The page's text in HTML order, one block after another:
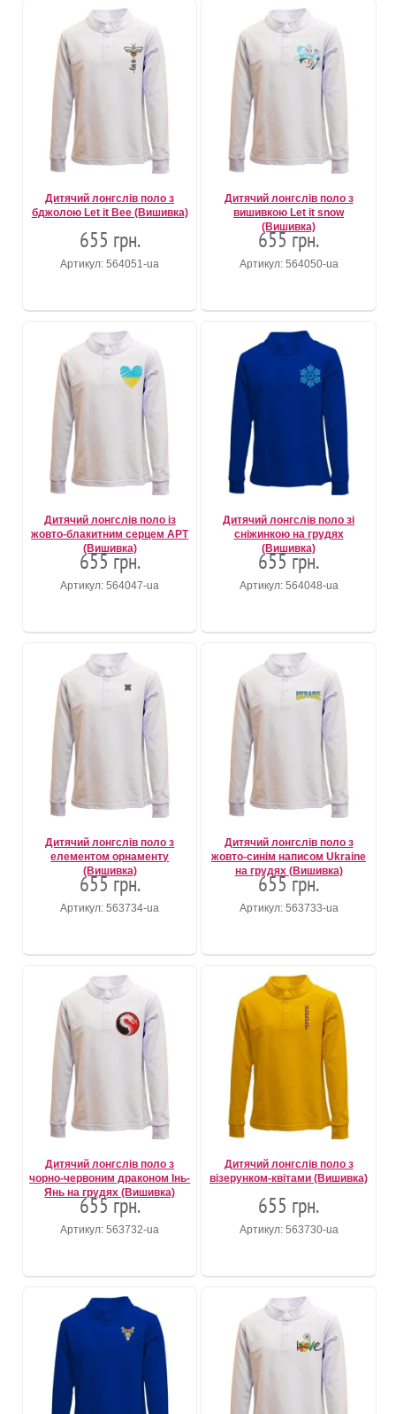
Дитячий лонгслів поло з
бджолою Let it Bee (Вишивка)
655 грн.
Артикул: 564051-ua
Дитячий лонгслів поло з
вишивкою Let it snow
(Вишивка)
655 грн.
Артикул: 564050-ua
Дитячий лонгслів поло із
жовто-блакитним серцем АРТ
(Вишивка)
655 грн.
Артикул: 564047-ua
Дитячий лонгслів поло зі
сніжинкою на грудях
(Вишивка)
655 грн.
Артикул: 564048-ua
Дитячий лонгслів поло з
елементом орнаменту
(Вишивка)
655 грн.
Артикул: 563734-ua
Дитячий лонгслів поло з
жовто-синім написом Ukraine
на грудях (Вишивка)
655 грн.
Артикул: 563733-ua
Дитячий лонгслів поло з
чорно-червоним драконом Інь-
Янь на грудях (Вишивка)
655 грн.
Артикул: 563732-ua
Дитячий лонгслів поло з
візерунком-квітами (Вишивка)
655 грн.
Артикул: 563730-ua